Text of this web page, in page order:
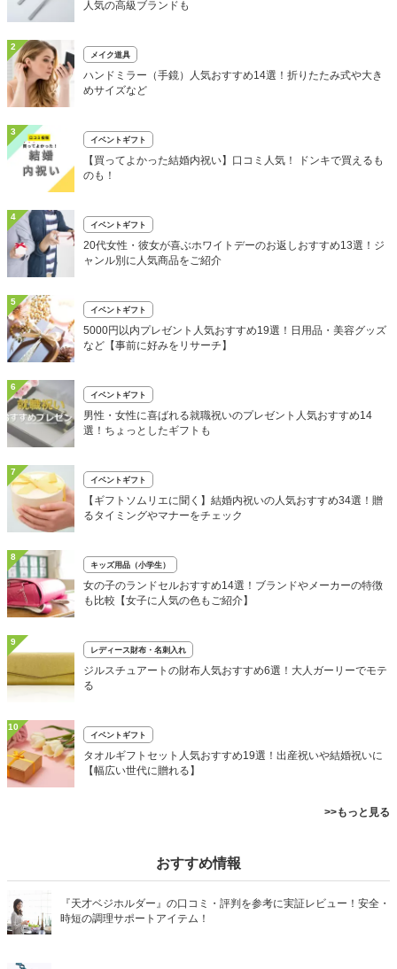
人気の高級ブランドも
2
メイク道具
ハンドミラー（手鏡）人気おすすめ14選！折りたたみ式や大き
めサイズなど
3
イベントギフト
【買ってよかった結婚内祝い】口コミ人気！ ドンキで買えるも
のも！
4
イベントギフト
20代女性・彼女が喜ぶホワイトデーのお返しおすすめ13選！ジ
ャンル別に人気商品をご紹介
5
イベントギフト
5000円以内プレゼント人気おすすめ19選！日用品・美容グッズ
など【事前に好みをリサーチ】
6
イベントギフト
男性・女性に喜ばれる就職祝いのプレゼント人気おすすめ14
選！ちょっとしたギフトも
7
イベントギフト
【ギフトソムリエに聞く】結婚内祝いの人気おすすめ34選！贈
るタイミングやマナーをチェック
8
キッズ用品（小学生）
女の子のランドセルおすすめ14選！ブランドやメーカーの特徴
も比較【女子に人気の色もご紹介】
9
レディース財布・名刺入れ
ジルスチュアートの財布人気おすすめ6選！大人ガーリーでモテ
る
10
イベントギフト
タオルギフトセット人気おすすめ19選！出産祝いや結婚祝いに
【幅広い世代に贈れる】
>>もっと見る
おすすめ情報
『天才ベジホルダー』の口コミ・評判を参考に実証レビュー！安全・
時短の調理サポートアイテム！